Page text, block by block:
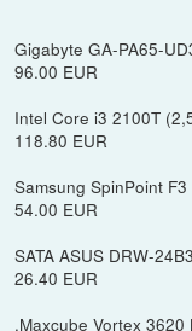
Gigabyte GA-PA65-
96.00 EUR
Intel Core i3 2100T
118.80 EUR
Samsung SpinPoint
54.00 EUR
SATA ASUS DRW-
26.40 EUR
.Maxcube Vortex